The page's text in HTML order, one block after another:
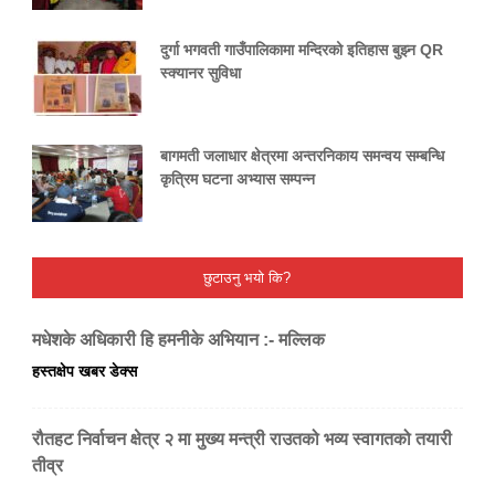
दुर्गा भगवती गाउँपालिकामा मन्दिरको इतिहास बुझ्न QR
स्क्यानर सुविधा
बागमती जलाधार क्षेत्रमा अन्तरनिकाय समन्वय सम्बन्धि
कृत्रिम घटना अभ्यास सम्पन्न
छुटाउनु भयो कि?
मधेशके अधिकारी हि हमनीके अभियान :- मल्लिक
हस्तक्षेप खबर डेक्स
रौतहट निर्वाचन क्षेत्र २ मा मुख्य मन्त्री राउतको भव्य स्वागतको तयारी
तीव्र